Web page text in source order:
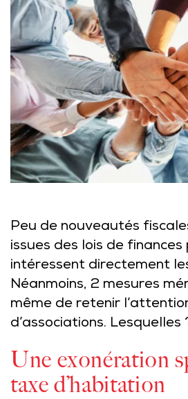
Peu de nouveautés
issues des lois de
intéressent directement
Néanmoins, 2 mesures
même de retenir
d’associations. Lesquelles
Une exonération
taxe d’habitation